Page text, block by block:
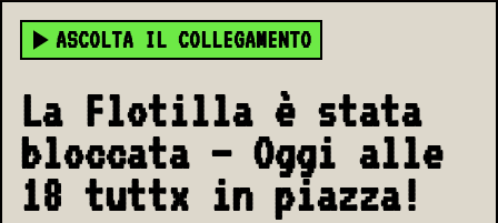
ASCOLTA IL COLLEGAMENTO
La Flotilla è stata
bloccata – Oggi alle
18 tuttx in piazza!